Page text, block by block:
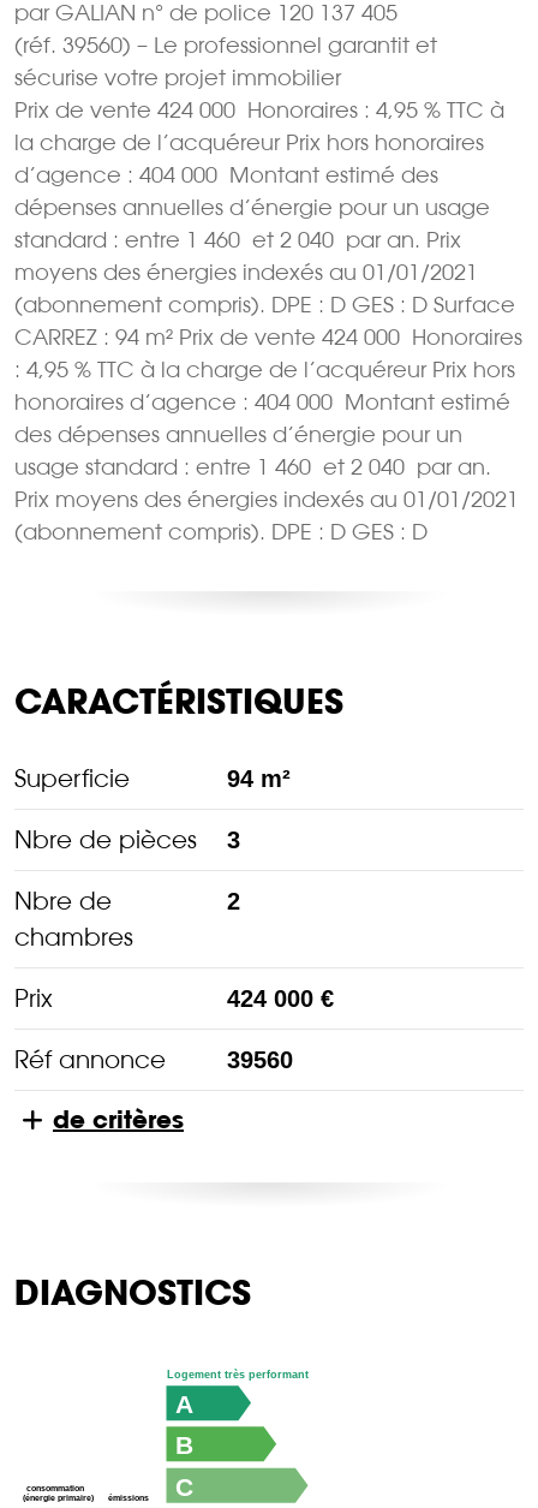
par GALIAN n° de police 120 137 405
(réf. 39560) – Le professionnel garantit et
sécurise votre projet immobilier
Prix de vente 424 000  Honoraires : 4,95 % TTC à
la charge de l’acquéreur Prix hors honoraires
d’agence : 404 000  Montant estimé des
dépenses annuelles d’énergie pour un usage
standard : entre 1 460  et 2 040  par an. Prix
moyens des énergies indexés au 01/01/2021
(abonnement compris). DPE : D GES : D Surface
CARREZ : 94 m² Prix de vente 424 000  Honoraires
: 4,95 % TTC à la charge de l’acquéreur Prix hors
honoraires d’agence : 404 000  Montant estimé
des dépenses annuelles d’énergie pour un
usage standard : entre 1 460  et 2 040  par an.
Prix moyens des énergies indexés au 01/01/2021
(abonnement compris). DPE : D GES : D
CARACTÉRISTIQUES
Superficie 94 m²
Nbre de pièces 3
Nbre de
chambres
2
Prix 424 000 €
Réf annonce 39560
de critères
DIAGNOSTICS
consommation
(énergie primaire) émissions C
B
A
Logement très performant